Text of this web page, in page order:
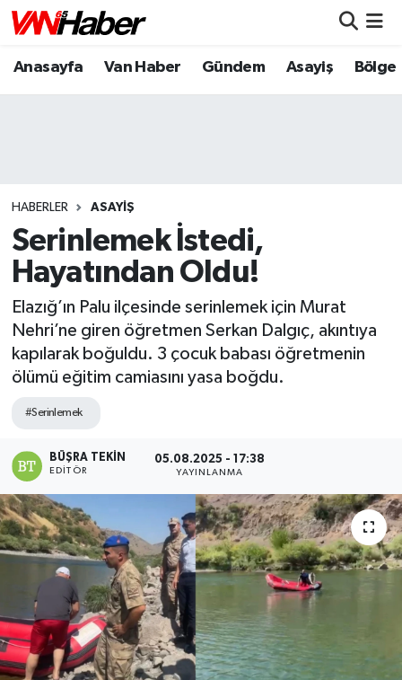
Anasayfa Van Haber Gündem Asayiş Bölge
HABERLER ASAYIŞ
Serinlemek İstedi,
Hayatından Oldu!
Elazığ’ın Palu ilçesinde serinlemek için Murat
Nehri’ne giren öğretmen Serkan Dalgıç, akıntıya
kapılarak boğuldu. 3 çocuk babası öğretmenin
ölümü eğitim camiasını yasa boğdu.
#Serinlemek
BÜŞRA TEKIN
EDITÖR
05.08.2025 - 17:38
YAYINLANMA
Nöbetçi Eczaneler
Puan Durumu ve Fikstür
Tüm Manşetler
Son Dakika Haberleri
Haber Arşivi